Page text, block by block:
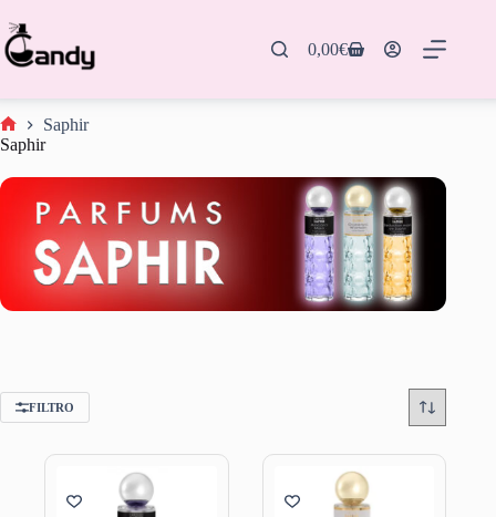
al
contenido
Carro
0,00€
Inicio
Saphir
Saphir
FILTRO